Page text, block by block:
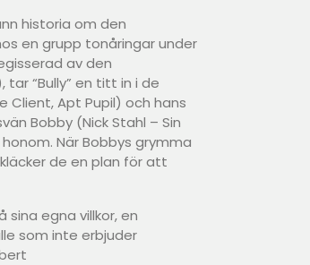
historia om den
en grupp tonåringar under
av den
tar “Bully” en titt in i de
Client, Apt Pupil) och hans
Bobby (Nick Stahl – Sin
När Bobbys grymma
de en plan för att
sina egna villkor, en
som inte erbjuder